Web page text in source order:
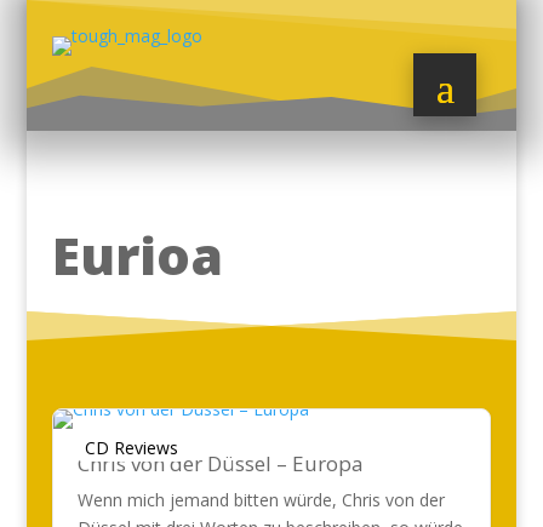
Eurioa
CD Reviews
Chris von der Düssel – Europa
Wenn mich jemand bitten würde, Chris von der